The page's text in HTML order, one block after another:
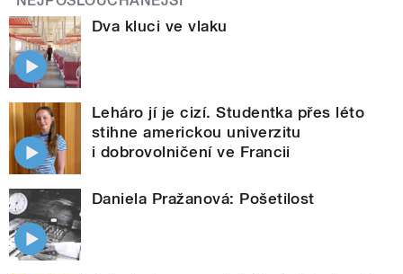
Dva kluci ve vlaku
Leháro jí je cizí. Studentka přes léto
stihne americkou univerzitu
i dobrovolničení ve Francii
Daniela Pražanová: Pošetilost